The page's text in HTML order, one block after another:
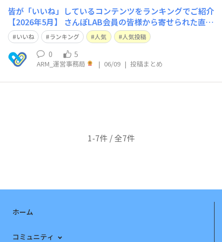
皆が「いいね」しているコンテンツをランキングでご紹介
【2026年5月】
さんぽLAB会員の皆様から寄せられた直近
1ヶ月の「いいね」をランキング形式でまとめました！い
ま、現場の皆さんがどんなテーマに関心を寄せているのか
——その“傾向”がひと目で分かります。ぜひ、情報収集や
日々の業務のヒントとしてご活用ください。💬コミュニテ
いいね ランキング 人気 人気投稿
0 5
ARM_運営事務局 | 06/09 | 投稿まとめ
1-7件 / 全7件
ホーム
コミュニティ